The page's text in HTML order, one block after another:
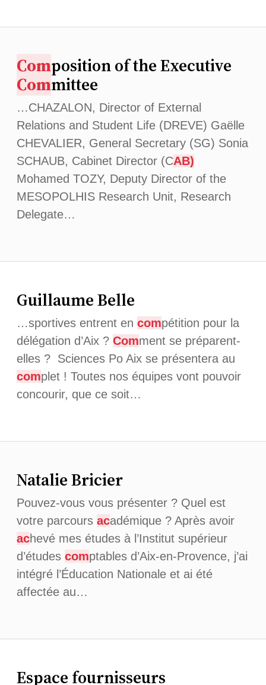
Composition of the Executive
Committee
…CHAZALON, Director of External
Relations and Student Life (DREVE) Gaëlle
CHEVALIER, General Secretary (SG) Sonia
SCHAUB, Cabinet Director (CAB)
Mohamed TOZY, Deputy Director of the
MESOPOLHIS Research Unit, Research
Delegate…
Guillaume Belle
…sportives entrent en compétition pour la
délégation d’Aix ? Comment se préparent-
elles ? Sciences Po Aix se présentera au
complet ! Toutes nos équipes vont pouvoir
concourir, que ce soit…
Natalie Bricier
Pouvez-vous vous présenter ? Quel est
votre parcours académique ? Après avoir
achevé mes études à l’Institut supérieur
d’études comptables d’Aix-en-Provence, j’ai
intégré l’Éducation Nationale et ai été
affectée au…
Espace fournisseurs